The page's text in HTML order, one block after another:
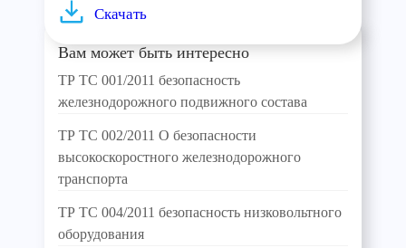
Скачать
Вам может быть интересно
ТР ТС 001/2011 безопасность
железнодорожного подвижного состава
ТР ТС 002/2011 О безопасности
высокоскоростного железнодорожного
транспорта
ТР ТС 004/2011 безопасность низковольтного
оборудования